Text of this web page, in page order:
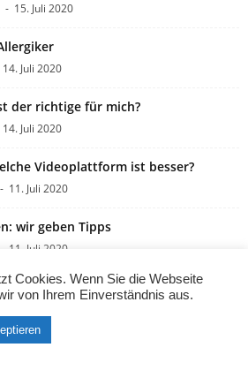
- 15. Juli 2020
14. Juli 2020
der richtige für mich?
14. Juli 2020
Videoplattform ist besser?
- 11. Juli 2020
wir geben Tipps
11. Juli 2020
Freizeitbeschäftigung achten
- 9. Juli 2020
Cookies. Wenn Sie die Webseite
von Ihrem Einverständnis aus.